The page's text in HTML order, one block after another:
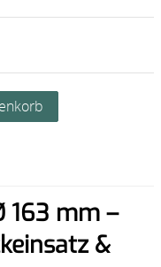
163 mm –
&